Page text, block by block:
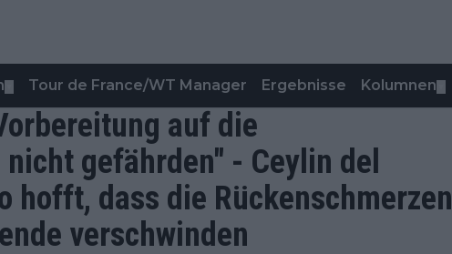
Tour de France/WT Manager Ergebnisse Kolumnen
auf die
gefährden" - Ceylin del
hofft, dass die Rückenschmerzen
verschwinden